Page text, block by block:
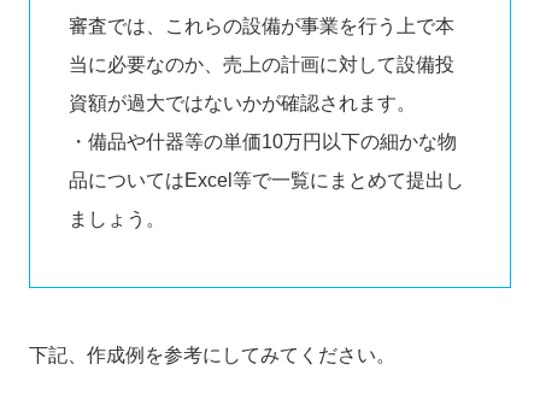
審査では、これらの設備が事業を行う上で本
当に必要なのか、売上の計画に対して設備投
資額が過大ではないかが確認されます。
・備品や什器等の単価10万円以下の細かな物
品についてはExcel等で一覧にまとめて提出し
ましょう。
下記、作成例を参考にしてみてください。